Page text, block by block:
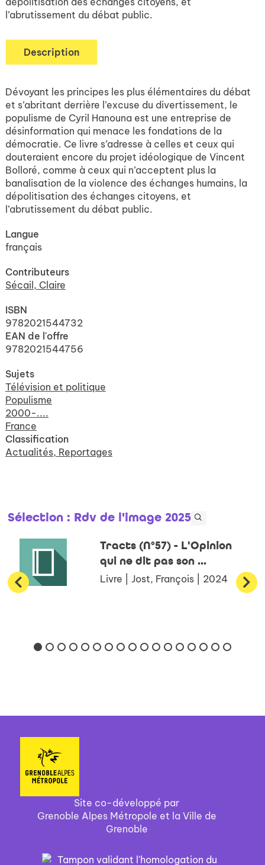
l’abrutissement du débat public.
Description
Dévoyant les principes les plus élémentaires du débat
et s’abritant derrière l’excuse du divertissement, le
populisme de Cyril Hanouna est une entreprise de
désinformation qui menace les fondations de la
démocratie. Ce livre s’adresse à celles et ceux qui
douteraient encore du projet idéologique de Vincent
Bolloré, comme à ceux qui n’acceptent plus la
banalisation de la violence des échanges humains, la
dépolitisation des échanges citoyens, et
l’abrutissement du débat public.
Langue
français
Contributeurs
Sécail, Claire
ISBN
9782021544732
EAN de l'offre
9782021544756
Sujets
Télévision et politique
Populisme
2000-....
France
Classification
Actualités, Reportages
Sélection : Rdv de l'image 2025
Tracts (N°57) - L'Opinion
qui ne dit pas son ...
Livre | Jost, François | 2024
Site co-développé par
Grenoble Alpes Métropole et la Ville de
Grenoble